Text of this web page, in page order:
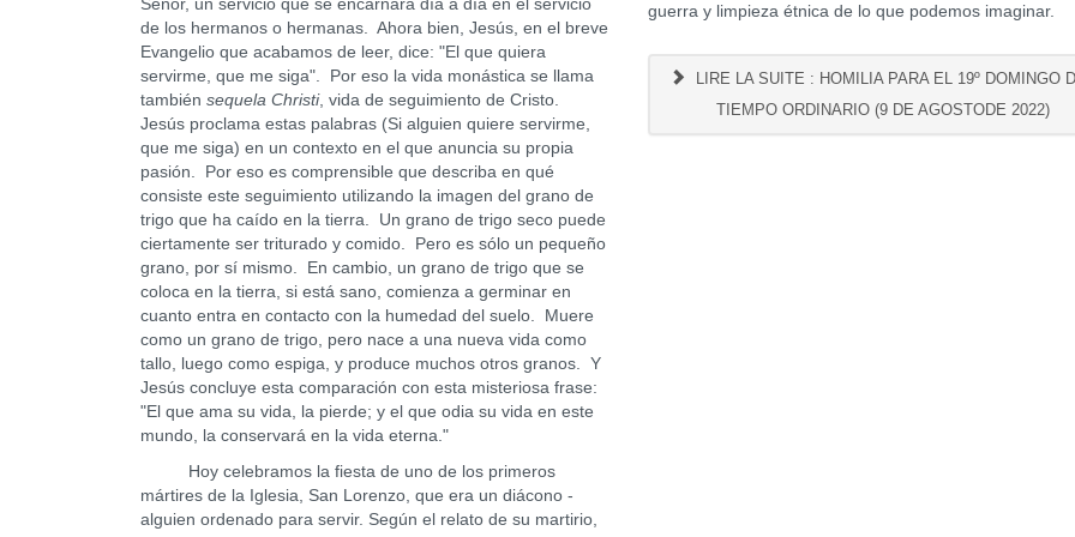
Señor, un servicio que se encarnará día a día en el servicio
de los hermanos o hermanas. Ahora bien, Jesús, en el breve
Evangelio que acabamos de leer, dice: "El que quiera
servirme, que me siga". Por eso la vida monástica se llama
también sequela Christi, vida de seguimiento de Cristo.
Jesús proclama estas palabras (Si alguien quiere servirme,
que me siga) en un contexto en el que anuncia su propia
pasión. Por eso es comprensible que describa en qué
consiste este seguimiento utilizando la imagen del grano de
trigo que ha caído en la tierra. Un grano de trigo seco puede
ciertamente ser triturado y comido. Pero es sólo un pequeño
grano, por sí mismo. En cambio, un grano de trigo que se
coloca en la tierra, si está sano, comienza a germinar en
cuanto entra en contacto con la humedad del suelo. Muere
como un grano de trigo, pero nace a una nueva vida como
tallo, luego como espiga, y produce muchos otros granos. Y
Jesús concluye esta comparación con esta misteriosa frase:
"El que ama su vida, la pierde; y el que odia su vida en este
mundo, la conservará en la vida eterna."
Hoy celebramos la fiesta de uno de los primeros
mártires de la Iglesia, San Lorenzo, que era un diácono -
alguien ordenado para servir. Según el relato de su martirio,
guerra y limpieza étnica de lo que podemos imaginar.
LIRE LA SUITE : HOMILIA PARA EL 19º DOMINGO
TIEMPO ORDINARIO (9 DE AGOSTODE 2022)